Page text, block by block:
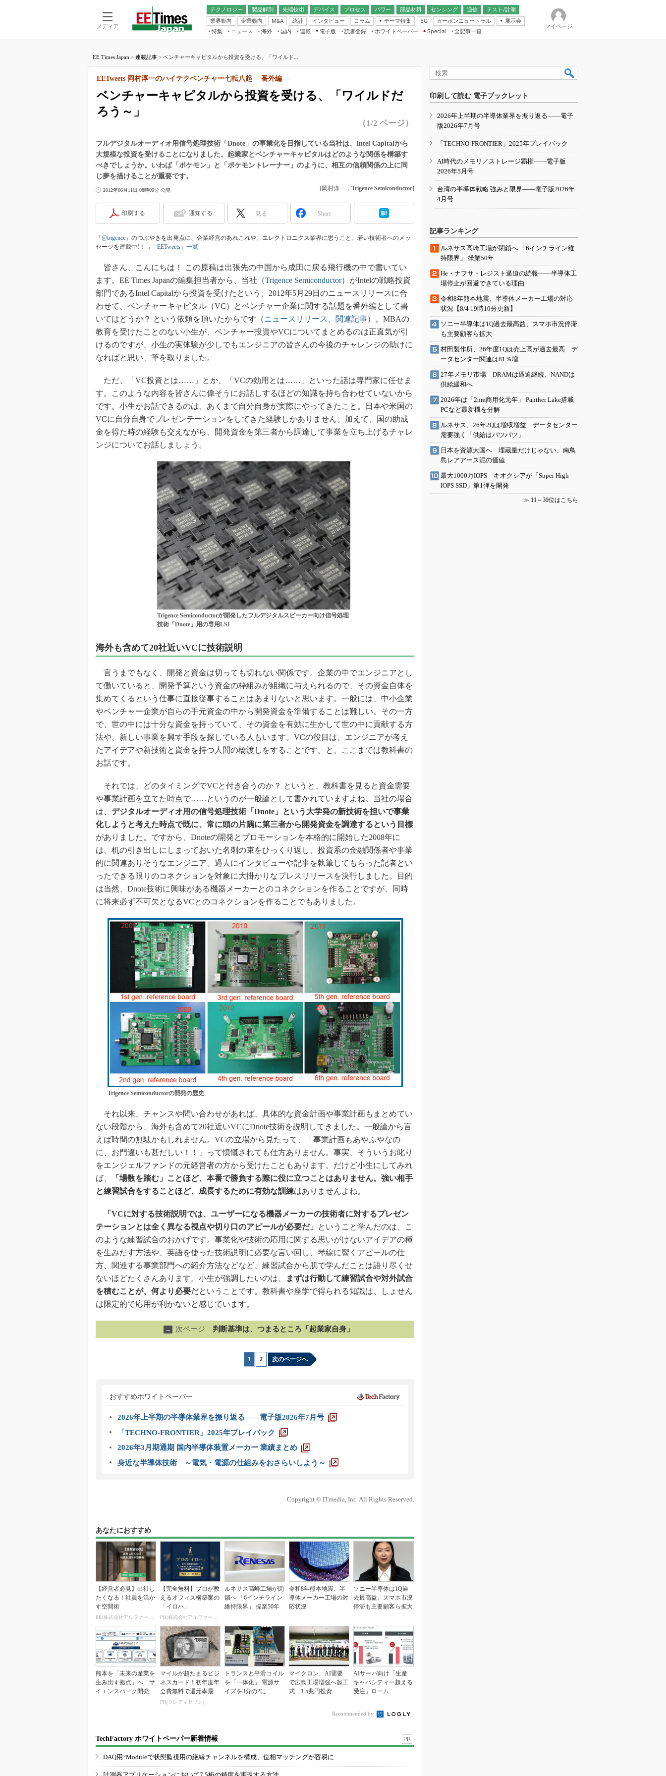
メディア
テクノロジー 製品解剖
先端技術
電池／エネルギー
デバイス
アナログ
マイコン
FPGA
プロセス パワー 部品材料 センシング
通信
無線
テスト/計測
業界動向
企業動向 M&A 統計 インタビュー コラム
テーマ特集
フィジカルAI
半導体後工程
読者調査（EE Times Research）
電源設計（EDN Japan）
エレクトロニクス入門（EDN
Japan）
5G カーボンニュートラル
展示会
IoT・エッジコンピューティング
EXPO
TECHNO-FRONTIER
人とくるま展
特集 ニュース 海外 国内
連載
福田昭のデバイス通信
湯之上隆のナノフォーカス
大山聡の業界スコープ
大原雄介のエレ・組み込みプレイバ
世界を「数字」で回してみよう
踊るバズワード ～Behind the
製品分解で探るアジアの新トレンド
光伝送技術を知る
“異端児エンジニア”が仕掛けた社内
イノベーションは日本を救うのか
JASA発IoT通信
IHSアナリスト「未来展望」
「英語に愛されないエンジニア」の
ための新行動論
電子版
電子ブックレット
読者登録 ホワイトペーパー
Special
全記事一覧
マイページ
EE Times Japan > 連載記事 > ベンチャーキャピタルから投資を受ける、「ワイルド...
ベンチャーキャピタルから投資を受ける、「ワイルドだ
ろう～」
EETweets 岡村淳一のハイテクベンチャー七転八起 ―番外編―
（1/2 ページ）
フルデジタルオーディオ用信号処理技術「Dnote」の事業化を目指している当社は、Intel Capitalから
大規模な投資を受けることになりました。起業家とベンチャーキャピタルはどのような関係を構築す
べきでしょうか。いわば「ポケモン」と「ポケモントレーナー」のように、相互の信頼関係の上に同
じ夢を描けることが重要です。
2012年06月11日 08時00分 公開 [岡村淳一， Trigence Semiconductor]
印刷する 通知する 見る Share
「 @trigence 」のつぶやきを出発点に、企業経営のあれこれや、エレクトロニクス業界に思うこと、若い技術者へのメッ
セージを連載中!！→
「EETweets」一覧
皆さん、こんにちは！ この原稿は出張先の中国から成田に戻る飛行機の中で書いてい
ます。EE Times Japanの編集担当者から、当社（Trigence Semiconductor）がIntelの戦略投資
部門であるIntel Capitalから投資を受けたという、2012年5月29日のニュースリリースに合
わせて、ベンチャーキャピタル（VC）とベンチャー企業に関する話題を番外編として書
いてはどうか？ という依頼を頂いたからです（ニュースリリース 関連記事）。MBAの
教育を受けたことのない小生が、ベンチャー投資やVCについてまとめるのは正直気が引
けるのですが、小生の実体験が少しでもエンジニアの皆さんの今後のチャレンジの助けに
なればと思い、筆を取りました。
ただ、「VC投資とは……」とか、「VCの効用とは……」といった話は専門家に任せま
す。このような内容を皆さんに偉そうにお話しするほどの知識を持ち合わせていないから
です。小生がお話できるのは、あくまで自分自身が実際にやってきたこと。日本や米国の
VCに自分自身でプレゼンテーションをしてきた経験しかありません。加えて、国の助成
金を得た時の経験も交えながら、開発資金を第三者から調達して事業を立ち上げるチャレ
ンジについてお話しましょう。
Trigence Semiconductorが開発したフルデジタルスピーカー向け信号処理
技術「Dnote」用の専用LSI
海外も含めて20社近いVCに技術説明
言うまでもなく、開発と資金は切っても切れない関係です。企業の中でエンジニアとし
て働いていると、開発予算という資金の枠組みが組織に与えられるので、その資金自体を
集めてくるという仕事に直接従事することはあまりないと思います。一般には、中小企業
やベンチャー企業が自らの手元資金の中から開発資金を準備することは難しい。その一方
で、世の中には十分な資金を持っていて、その資金を有効に生かして世の中に貢献する方
法や、新しい事業を興す手段を探している人もいます。VCの役目は、エンジニアが考え
たアイデアや新技術と資金を持つ人間の橋渡しをすることです。と、ここまでは教科書の
お話です。
それでは、どのタイミングでVCと付き合うのか？ というと、教科書を見ると資金需要
や事業計画を立てた時点で……というのが一般論として書かれていますよね。当社の場合
は、 デジタルオーディオ用の信号処理技術「Dnote」という大学発の新技術を担いで事業
化しようと考えた時点で既に、常に頭の片隅に第三者から開発資金を調達するという目標
がありました。ですから、Dnoteの開発とプロモーションを本格的に開始した2008年に
は、机の引き出しにしまっておいた名刺の束をひっくり返し、投資系の金融関係者や事業
的に関連ありそうなエンジニア、過去にインタビューや記事を執筆してもらった記者とい
ったできる限りのコネクションを対象に大掛かりなプレスリリースを決行しました。目的
は当然、Dnote技術に興味がある機器メーカーとのコネクションを作ることですが、同時
に将来必ず不可欠となるVCとのコネクションを作ることでもありました。
Trigence Semiconductorの開発の歴史
それ以来、チャンスや問い合わせがあれば、具体的な資金計画や事業計画もまとめてい
ない段階から、海外も含めて20社近いVCにDnote技術を説明してきました。一般論から言
えば時間の無駄かもしれません。VCの立場から見たって、「事業計画もあやふやなの
に、お門違いも甚だしい！！」って憤慨されても仕方ありません。事実、そういうお叱り
をエンジェルファンドの元経営者の方から受けたこともあります。だけど小生にしてみれ
ば、
「場数を踏む」ことほど、本番で勝負する際に役に立つことはありません。強い相手
と練習試合をすることほど、成長するために有効な訓練はありませんよね。
「VCに対する技術説明では、ユーザーになる機器メーカーの技術者に対するプレゼン
テーションとは全く異なる視点や切り口のアピールが必要だ」
ということ学んだのは、こ
のような練習試合のおかげです。事業化や技術の応用に関する思いがけないアイデアの種
を生みだす方法や、英語を使った技術説明に必要な言い回し、琴線に響くアピールの仕
方、関連する事業部門への紹介方法などなど、練習試合から肌で学んだことは語り尽くせ
ないほどたくさんあります。小生が強調したいのは、
まずは行動して練習試合や対外試合
を積むことが、何より必要だということです。教科書や座学で得られる知識は、しょせん
は限定的で応用が利かないと感じています。
→ 次ページ 判断基準は、つまるところ「起業家自身」
1 2 次のページへ
おすすめホワイトペーパー
2026年上半期の半導体業界を振り返る――電子版2026年7月号
「TECHNO-FRONTIER」2025年プレイバック
2026年3月期通期 国内半導体装置メーカー 業績まとめ
身近な半導体技術 ～電気・電源の仕組みをおさらいしよう～
Copyright © ITmedia, Inc. All Rights Reserved.
あなたにおすすめ
【経営者必見】出社し
たくなる！社員を活か
す空間術
PR(株式会社アルファーテクノ)
【完全無料】プロが教
えるオフィス構築案の
「イロハ」
PR(株式会社アルファーテクノ)
ルネサス高崎工場が閉
鎖へ 「6インチライン
維持限界」 操業50年
令和8年熊本地震、半
導体メーカー工場の対
応状況
ソニー半導体は1Q過
去最高益、スマホ市況
停滞も主要顧客ら拡大
熊本を「未来の産業を
生み出す拠点」へ サ
イエンスパーク開発進
マイルが超たまるビジ
ネスカード！初年度年
会費無料で還元率最大
1.125%
PR(クレディセゾン)
トランスと平滑コイル
を「一体化」 電源サ
イズを3分の2に
マイクロン、AI需要
で広島工場増強へ起工
式 1.5兆円投資
AIサーバ向け「生産
キャパシティー超える
受注」ローム
Recommended by
TechFactory ホワイトペーパー新着情報 PR
DAQ用?Moduleで状態監視用の絶縁チャンネルを構成、位相マッチングが容易に
印刷して読む 電子ブックレット
2026年上半期の半導体業界を振り返る――電子
版2026年7月号
「TECHNO-FRONTIER」2025年プレイバック
AI時代のメモリ／ストレージ覇権――電子版
2026年5月号
台湾の半導体戦略 強みと限界――電子版2026年
4月号
記事ランキング
ルネサス高崎工場が閉鎖へ 「6インチライン維
持限界」 操業50年
He・ナフサ・レジスト逼迫の続報――半導体工
場停止が回避できている理由
令和8年熊本地震、半導体メーカー工場の対応
状況【8/4 19時10分更新】
ソニー半導体は1Q過去最高益、スマホ市況停滞
も主要顧客ら拡大
村田製作所、26年度1Qは売上高が過去最高 デ
ータセンター関連は81％増
27年メモリ市場 DRAMは逼迫継続、NANDは
供給緩和へ
2026年は「2nm商用化元年」 Panther Lake搭載
PCなど最新機を分解
ルネサス、26年2Qは増収増益 データセンター
需要強く「供給はパツパツ」
日本を資源大国へ 埋蔵量だけじゃない、南鳥
島レアアース泥の価値
最大1000万IOPS キオクシアが「Super High
IOPS SSD」第1弾を開発
≫ 11～30位はこちら